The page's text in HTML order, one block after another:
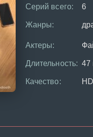
Серий всего: 6
Жанры:
Актеры:
Длительность: 47
Качество: